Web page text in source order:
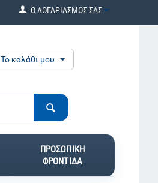
Ο ΛΟΓΑΡΙΑΣΜΟΣ ΣΑΣ
Το καλάθι μου
ΠΡΟΣΩΠΙΚΗ
ΦΡΟΝΤΙΔΑ